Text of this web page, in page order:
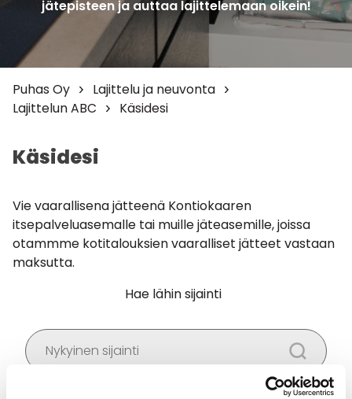
jätepisteen ja auttaa lajittelemaan oikein!
Puhas Oy
Lajittelu ja neuvonta
Lajittelun ABC
Käsidesi
Käsidesi
Vie vaarallisena jätteenä Kontiokaaren
itsepalveluasemalle tai muille jäteasemille, joissa
otammme kotitalouksien vaaralliset jätteet vastaan
maksutta.
Hae lähin sijainti